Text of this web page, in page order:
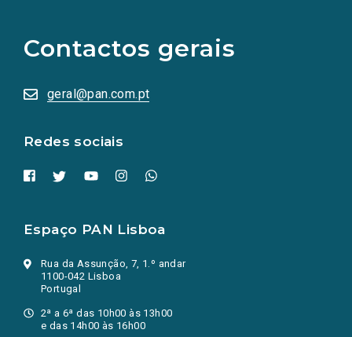
Contactos gerais
geral@pan.com.pt
Redes sociais
redes
sociais
numa
nova
Espaço PAN Lisboa
Rua da Assunção, 7, 1.º andar
1100-042 Lisboa
Portugal
2ª a 6ª das 10h00 às 13h00
e das 14h00 às 16h00